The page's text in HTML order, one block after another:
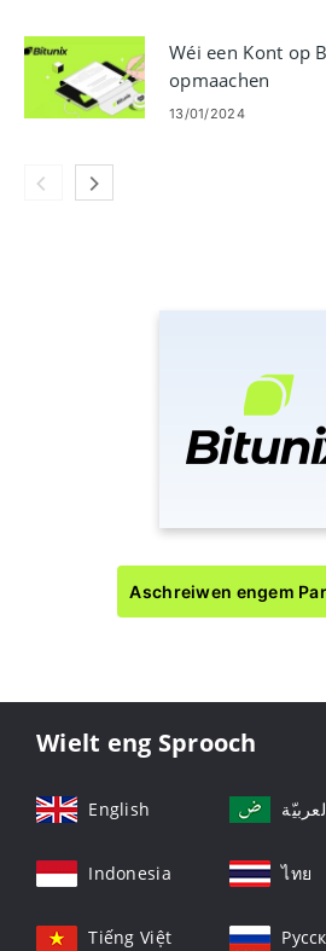
Wéi een Kont op
opmaachen
13/01/2024
Aschreiwen engem
Wielt eng Sprooch
English
Indonesia ไทย
Tiếng Việt